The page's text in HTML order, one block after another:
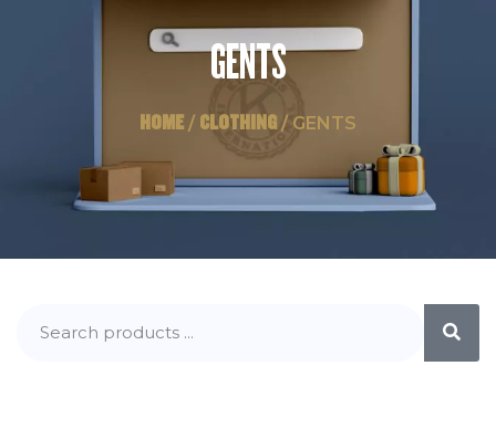
GENTS
HOME / CLOTHING / GENTS